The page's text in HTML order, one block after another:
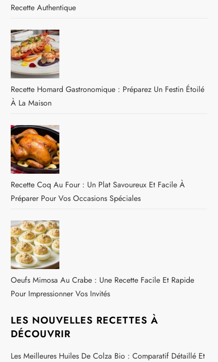
Recette Authentique
Recette Homard Gastronomique : Préparez Un Festin Étoilé
À La Maison
Recette Coq Au Four : Un Plat Savoureux Et Facile À
Préparer Pour Vos Occasions Spéciales
Oeufs Mimosa Au Crabe : Une Recette Facile Et Rapide
Pour Impressionner Vos Invités
LES NOUVELLES RECETTES À
DÉCOUVRIR
Les Meilleures Huiles De Colza Bio : Comparatif Détaillé Et